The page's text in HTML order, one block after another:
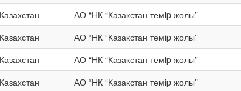
АО “НК “Казакстан темip жолы”
АО “НК “Казакстан темip жолы”
АО “НК “Казакстан темip жолы”
АО “НК “Казакстан темip жолы”